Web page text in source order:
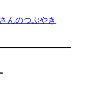
んのつぶやき